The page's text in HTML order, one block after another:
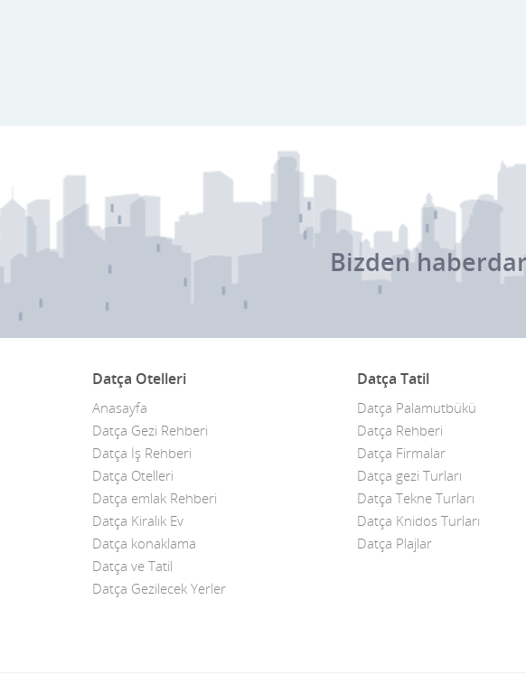
Bizden
Datça Otelleri
Anasayfa
Datça Gezi Rehberi
Datça İş Rehberi
Datça Otelleri
Datça emlak Rehberi
Datça Kiralık Ev
Datça konaklama
Datça ve Tatil
Datça Gezilecek Yerler
Datça Tatil
Datça Palamutbükü
Datça Rehberi
Datça Firmalar
Datça gezi Turları
Datça Tekne Turları
Datça Knidos Turları
Datça Plajlar